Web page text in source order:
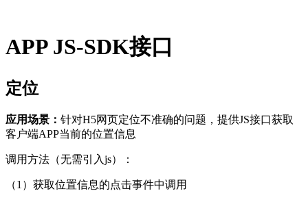
APP JS-SDK接口
定位
应用场景： 针对H5网页定位不准确的问题，提供JS接口获取
客户端APP当前的位置信息
调用方法（无需引入js）：
（1）获取位置信息的点击事件中调用